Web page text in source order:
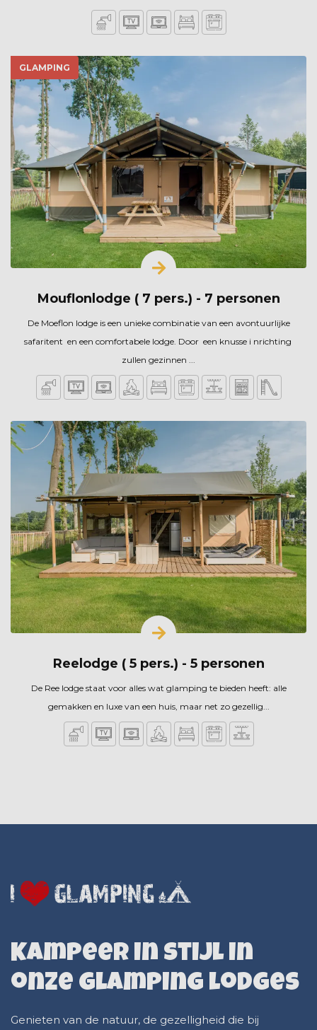
GLAMPING
Mouflonlodge ( 7 pers.) - 7 personen
De Moeflon lodge is een unieke combinatie van een avontuurlijke
safaritent en een comfortabele lodge. Door een knusse i nrichting
zullen gezinnen ...
Reelodge ( 5 pers.) - 5 personen
De Ree lodge staat voor alles wat glamping te bieden heeft: alle
gemakken en luxe van een huis, maar net zo gezellig...
Kampeer in stijl in
onze glamping lodges
Genieten van de natuur, de gezelligheid die bij